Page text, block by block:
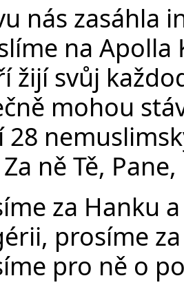
nás zasáhla
na
žijí svůj
mohou
28
ně Tě,
za Hanku
prosíme
pro ně o